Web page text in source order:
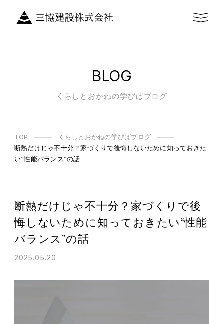
BLOG
くらしとおかねの学びばブログ
TOP
くらしとおかねの学びばブログ
断熱だけじゃ不十分？家づくりで後悔しないために知っておきた
い“性能バランス”の話
断熱だけじゃ不十分？家づくりで後
悔しないために知っておきたい“性能
バランス”の話
2025.05.20